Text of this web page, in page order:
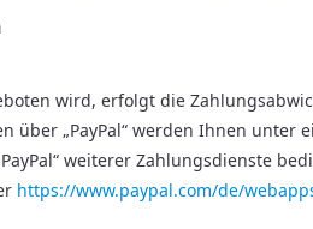
wird, erfolgt die
über „PayPal“ werden Ihnen
weiterer Zahlungsdienste
https://www.paypal.com/de/